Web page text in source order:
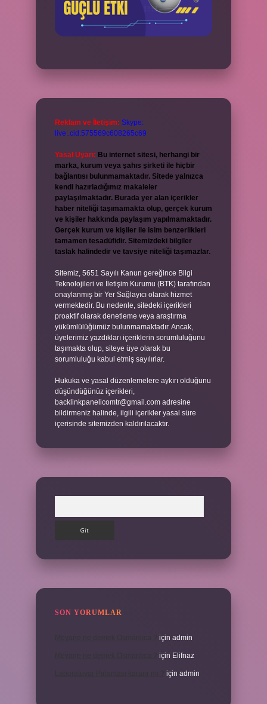
Reklam ve İletişim: Skype:
live:.cid.575569c608265c69
Yasal Uyarı: Bu internet sitesi, herhangi bir
marka, kurum veya şahıs şirketi ile hiçbir
bağlantısı bulunmamaktadır. Sitede yalnızca
kendi hazırladığımız makaleler
paylaşılmaktadır. Burada yer alan içerikler
haber niteliği taşımamakta olup, gerçek kurum
ve kişiler hakkında paylaşım yapılmamaktadır.
Gerçek kurum ve kişiler ile isim benzerlikleri
tamamen tesadüfidir. Sitemizdeki bilgiler
taslak halindedir ve tavsiye niteliği taşımazlar.
Sitemiz, 5651 Sayılı Kanun gereğince Bilgi
Teknolojileri ve İletişim Kurumu (BTK) tarafından
onaylanmış bir Yer Sağlayıcı olarak hizmet
vermektedir. Bu nedenle, sitedeki içerikleri
proaktif olarak denetleme veya araştırma
yükümlülüğümüz bulunmamaktadır. Ancak,
üyelerimiz yazdıkları içeriklerin sorumluluğunu
taşımakta olup, siteye üye olarak bu
sorumluluğu kabul etmiş sayılırlar.
Hukuka ve yasal düzenlemelere aykırı olduğunu
düşündüğünüz içerikleri,
backlinkpanelicomtr@gmail.com adresine
bildirmeniz halinde, ilgili içerikler yasal süre
içerisinde sitemizden kaldırılacaktır.
SON YORUMLAR
için admin
için Elifnaz
için admin